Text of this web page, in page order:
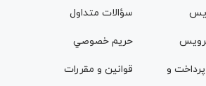
و
سؤالات متداول
حريم خصوصي
قوانين و مقررات